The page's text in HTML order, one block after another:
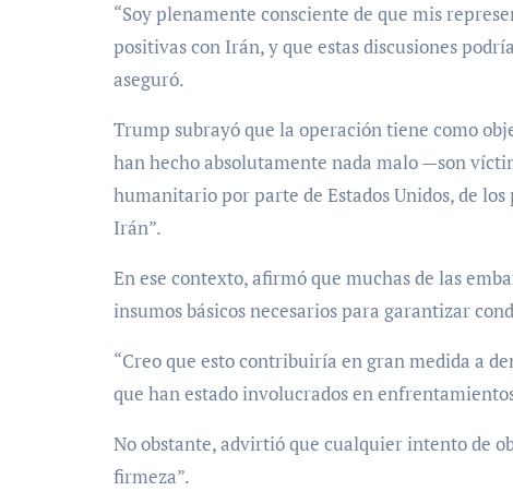
“Soy plenamente consciente de que mis
positivas con Irán, y que estas discusiones
aseguró.
Trump subrayó que la operación tiene como
han hecho absolutamente nada malo —son
humanitario por parte de Estados Unidos, de
Irán”.
En ese contexto, afirmó que muchas de las
insumos básicos necesarios para garantizar
“Creo que esto contribuiría en gran medida a
que han estado involucrados en
No obstante, advirtió que cualquier intento de
firmeza”.